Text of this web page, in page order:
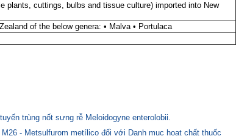
plants, cuttings, bulbs and tissue culture) imported into New
of the below genera: • Malva • Portulaca
trùng nốt sưng rễ Meloidogyne enterolobii.
- Metsulfurom metílico đối với Danh mục hoạt chất thuốc